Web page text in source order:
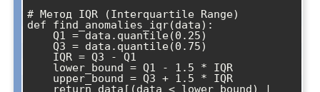
# Метод IQR (Interquartile Range)
def find_anomalies_iqr(data):